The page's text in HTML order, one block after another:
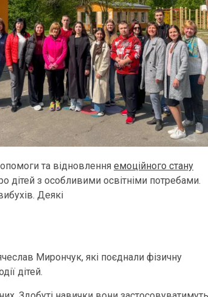
та відновлення емоційного стану
дітей з особливими освітніми потребами.
Деякі
Мирончук, які поєднали фізичну
дітей.